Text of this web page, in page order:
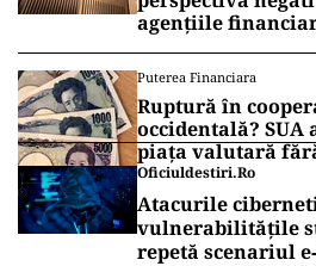
agențiile
Puterea Financiara
Ruptură în
occidentală?
piața valutară
Oficiuldestiri.ro
Atacurile
vulnerabilitățile
repetă scenariul